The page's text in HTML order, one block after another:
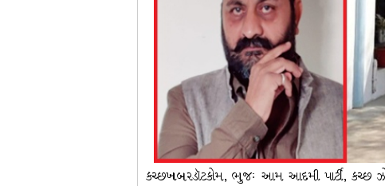
કચ્છખબરડૉટકોમ, ભુજઃ આમ આદમી પાર્ટી, કચ્છ